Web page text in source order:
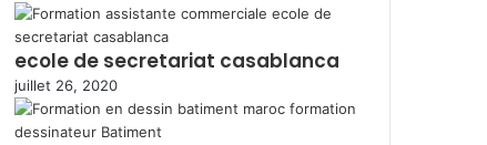
ecole de secretariat casablanca
juillet 26, 2020